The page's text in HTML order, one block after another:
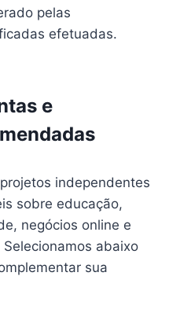
pelas
efetuadas.
e
independentes
sobre educação,
negócios online e
abaixo
sua